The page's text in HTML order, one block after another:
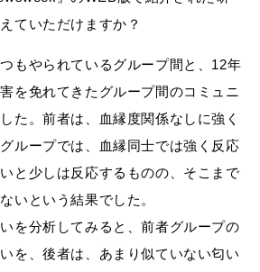
ていただけますか？
もやられているグループ間と、12年
を免れてきたグループ間のコミュニ
た。前者は、血縁度関係なしに強く
ループでは、血縁同士では強く反応
と少しは反応するものの、そこまで
いという結果でした。
を分析してみると、前者グループの
を、後者は、あまり似ていない匂い